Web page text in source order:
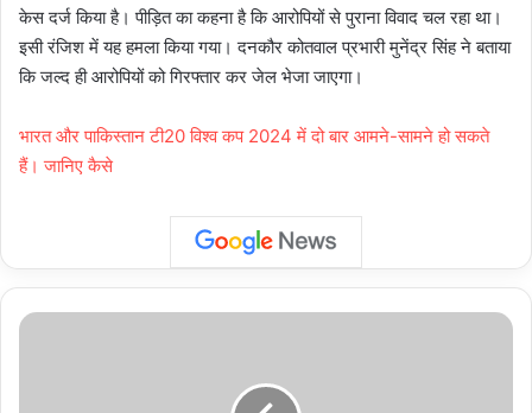
केस दर्ज किया है। पीड़ित का कहना है कि आरोपियों से पुराना विवाद चल रहा था।
इसी रंजिश में यह हमला किया गया। दनकौर कोतवाल प्रभारी मुनेंद्र सिंह ने बताया
कि जल्द ही आरोपियों को गिरफ्तार कर जेल भेजा जाएगा।
भारत और पाकिस्तान टी20 विश्व कप 2024 में दो बार आमने-सामने हो सकते
हैं। जानिए कैसे
उत्तर